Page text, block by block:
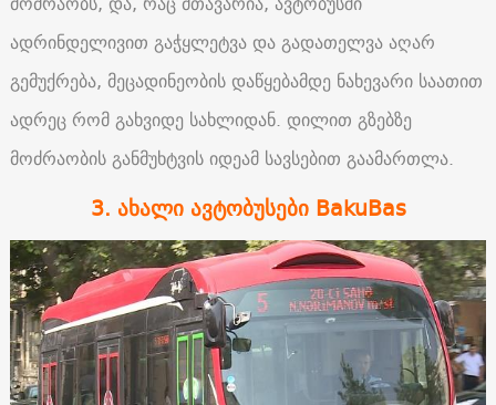
ადრინდელივით გაჭყლეტვა და გადათელვა აღარ
გემუქრება, მეცადინეობის დაწყებამდე ნახევარი საათით
ადრეც რომ გახვიდე სახლიდან. დილით გზებზე
მოძრაობის განმუხტვის იდეამ სავსებით გაამართლა.
3. ახალი ავტობუსები BakuBas